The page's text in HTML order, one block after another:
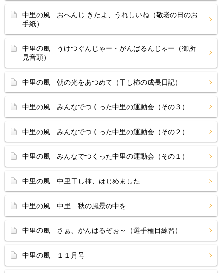
中里の風 おへんじ きたよ、うれしいね（敬老の日のお
手紙）
中里の風 うけつぐんじゃー・がんばるんじゃー（御所
見音頭）
中里の風 朝の光をあつめて（干し柿の成長日記）
中里の風 みんなでつくった中里の運動会（その３）
中里の風 みんなでつくった中里の運動会（その２）
中里の風 みんなでつくった中里の運動会（その１）
中里の風 中里干し柿、はじめました
中里の風 中里 秋の風景の中を…
中里の風 さぁ、がんばるぞぉ～（選手種目練習）
中里の風 １１月号